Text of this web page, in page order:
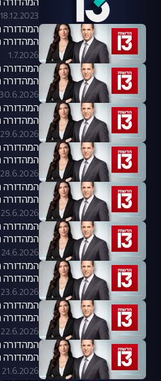
18.12.2023
1.7.2026
30.6.2026
29.6.2026
28.6.2026
25.6.2026
24.6.2026
23.6.2026
22.6.2026
21.6.2026